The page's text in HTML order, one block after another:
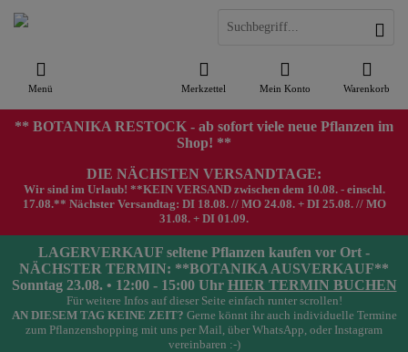
Menü Warenkorb
Merkzettel Mein Konto
** BOTANIKA RESTOCK - ab sofort viele neue Pflanzen im
Shop! **
DIE NÄCHSTEN VERSANDTAGE:
Wir sind im Urlaub! **KEIN VERSAND zwischen dem 10.08. - einschl.
17.08.** Nächster Versandtag: DI 18.08. // MO 24.08. + DI 25.08. // MO
31.08. + DI 01.09.
LAGERVERKAUF seltene Pflanzen kaufen vor Ort -
NÄCHSTER TERMIN: **BOTANIKA AUSVERKAUF**
Sonntag 23.08. • 12:00 - 15:00 Uhr HIER TERMIN BUCHEN
Für weitere Infos auf dieser Seite einfach runter scrollen!
AN DIESEM TAG KEINE ZEIT? Gerne könnt ihr auch individuelle Termine
zum Pflanzenshopping mit uns per Mail, über WhatsApp, oder Instagram
vereinbaren :-)